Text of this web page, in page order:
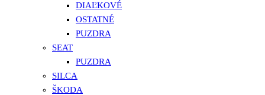
DIAĽKOVÉ
OSTATNÉ
PUZDRA
SEAT
PUZDRA
SILCA
ŠKODA